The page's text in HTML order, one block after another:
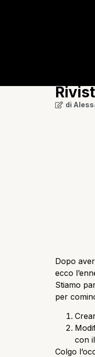
di
Dopo
ecco
Stiamo
per
con
Colgo